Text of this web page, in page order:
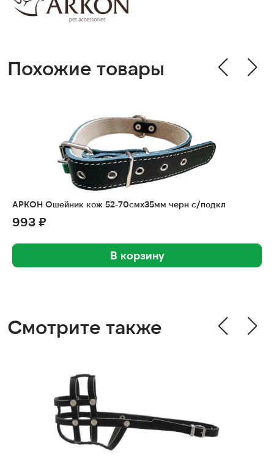
Похожие товары
АРКОН Ошейник кож 52-70смx35мм черн с/подкл
993 ₽
В корзину
Смотрите также